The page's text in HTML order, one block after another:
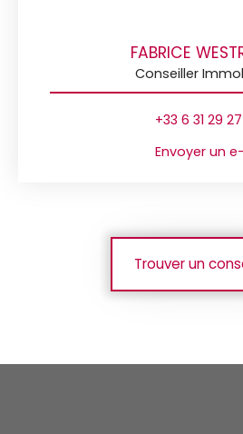
FABRICE
Conseiller
+33 6 31 29 27
Envoyer un
Trouver un